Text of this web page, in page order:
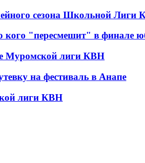
сезона Школьной Лиги
"пересмешит" в финале
Муромской лиги КВН
на фестиваль в Анапе
лиги КВН